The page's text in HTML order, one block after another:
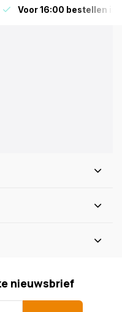
Voor 16:00 bestellen is
nieuwsbrief